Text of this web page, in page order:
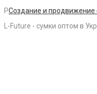
PСоздание и продвижение
L-Future - сумки оптом в